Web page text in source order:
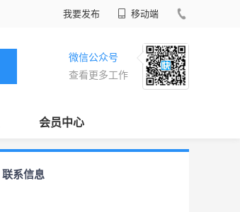
我要发布 移动端
微信公众号
查看更多工作
会员中心
联系信息